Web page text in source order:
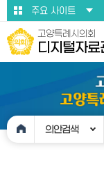
본문바로가기주요 사이트
고양특례시의회
디지털자료
의안검색